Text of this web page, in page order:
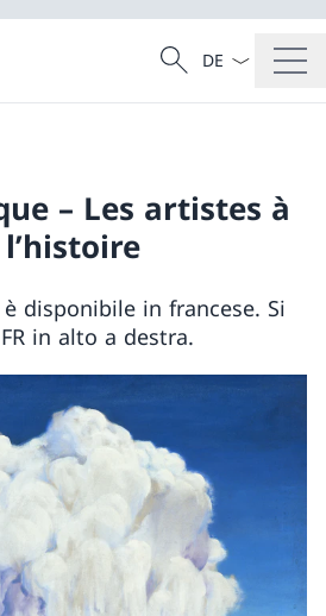
Cercare
Ricerca
Dal menu a
– Les artistes à
l’histoire
disponibile in francese. Si
in alto a destra.